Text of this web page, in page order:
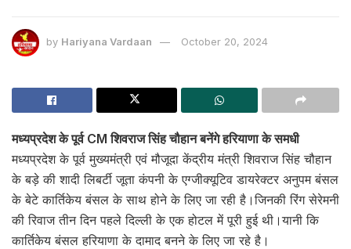
by Hariyana Vardaan October 20, 2024
मध्यप्रदेश के पूर्व CM शिवराज सिंह चौहान बनेंगे हरियाणा के समधी
मध्यप्रदेश के पूर्व मुख्यमंत्री एवं मौजूदा केंद्रीय मंत्री शिवराज सिंह चौहान
के बड़े की शादी लिबर्टी जूता कंपनी के एग्जीक्यूटिव डायरेक्टर अनुपम बंसल
के बेटे कार्तिकेय बंसल के साथ होने के लिए जा रही है।जिनकी रिंग सेरेमनी
की रिवाज तीन दिन पहले दिल्ली के एक होटल में पूरी हुई थी।यानी कि
कार्तिकेय बंसल हरियाणा के दामाद बनने के लिए जा रहे है।